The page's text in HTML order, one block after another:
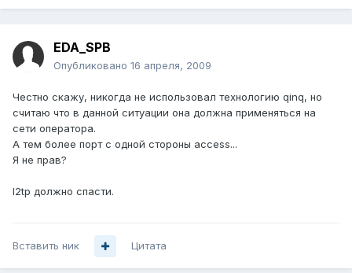
EDA_SPB
Опубликовано 16 апреля, 2009
Честно скажу, никогда не использовал технологию qinq, но
считаю что в данной ситуации она должна применяться на
сети оператора.
А тем более порт с одной стороны access...
Я не прав?
l2tp должно спасти.
Вставить ник Цитата